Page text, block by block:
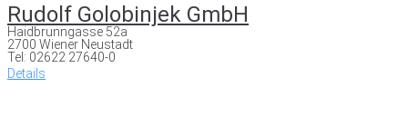
Rudolf Golobinjek GmbH
Haidbrunngasse 52a
2700 Wiener Neustadt
Tel: 02622 27640-0
Details